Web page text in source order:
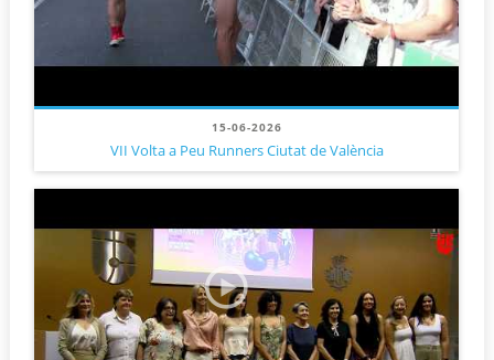
15-06-2026
VII Volta a Peu Runners Ciutat de València